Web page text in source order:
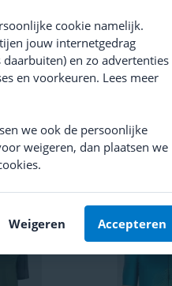
cookie namelijk.
jouw internetgedrag
en zo advertenties
en voorkeuren. Lees meer
we ook de persoonlijke
weigeren, dan plaatsen we
Weigeren Accepteren